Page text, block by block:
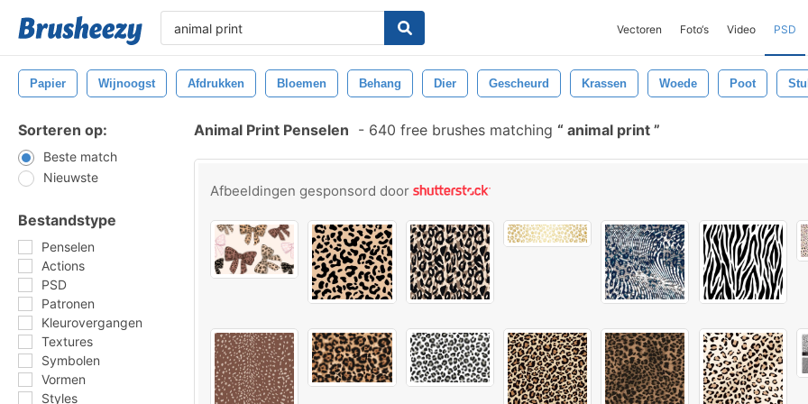
Vectoren Foto‘s Video PSD
Papier Wijnoogst Afdrukken Bloemen Behang Dier Gescheurd Krassen Woede Poot
Sorteren op:
Beste match
Nieuwste
Bestandstype
Penselen
Actions
PSD
Patronen
Kleurovergangen
Textures
Symbolen
Vormen
Styles
Animal Print Penselen - 640 free brushes matching animal print
Afbeeldingen gesponsord door